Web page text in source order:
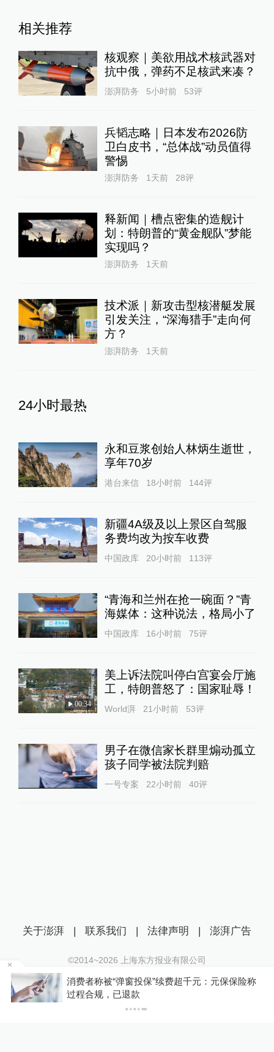
相关推荐
核观察｜美欲用战术核武器对
抗中俄，弹药不足核武来凑？
澎湃防务 5小时前 53评
兵韬志略｜日本发布2026防
卫白皮书，“总体战”动员值得
警惕
澎湃防务 1天前 28评
释新闻｜槽点密集的造舰计
划：特朗普的“黄金舰队”梦能
实现吗？
澎湃防务 1天前
技术派｜新攻击型核潜艇发展
引发关注，“深海猎手”走向何
方？
澎湃防务 1天前
24小时最热
永和豆浆创始人林炳生逝世，
享年70岁
港台来信 18小时前 144评
新疆4A级及以上景区自驾服
务费均改为按车收费
中国政库 20小时前 113评
“青海和兰州在抢一碗面？”青
海媒体：这种说法，格局小了
中国政库 16小时前 75评
00:34
美上诉法院叫停白宫宴会厅施
工，特朗普怒了：国家耻辱！
World湃 21小时前 53评
男子在微信家长群里煽动孤立
孩子同学被法院判赔
一号专案 22小时前 40评
消费者称被“弹窗投保”续费超千元：元保保险称
过程合规，已退款
关于澎湃 | 联系我们 | 法律声明 | 澎湃广告
©2014~2026 上海东方报业有限公司
沪ICP证：沪B2-20170116 | 沪ICP备14003370号
互联网新闻信息服务许可证：31120170006
沪公网安备 31010602000299号